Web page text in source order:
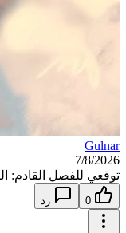
Gulnar
7/8/2026
توقعي للفصل القادم:
0 رد